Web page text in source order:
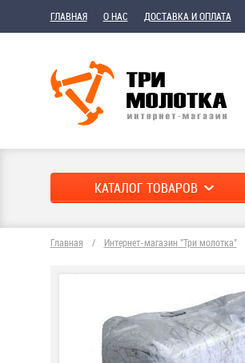
ГЛАВНАЯ О НАС ДОСТАВКА И ОПЛАТА
КАТАЛОГ ТОВАРОВ
Главная / Интернет-магазин "Три молотка"